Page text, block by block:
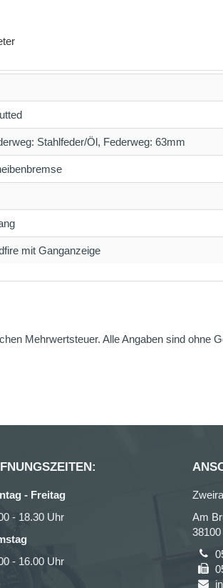
Stahlfeder/Öl, Federweg: 63mm
mit Ganganzeige
Mehrwertsteuer. Alle Angaben sind ohne
- Freitag
- 18.30 Uhr
- 16.00 Uhr
Am